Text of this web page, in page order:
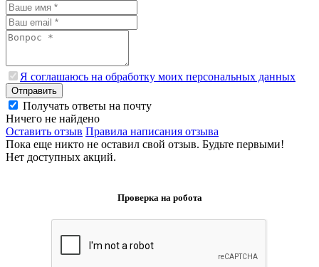
Я соглашаюсь на обработку моих персональных данных
Отправить
Получать ответы на почту
Ничего не найдено
Оставить отзыв Правила написания отзыва
Пока еще никто не оставил свой отзыв. Будьте первыми!
Нет доступных акций.
Проверка на робота